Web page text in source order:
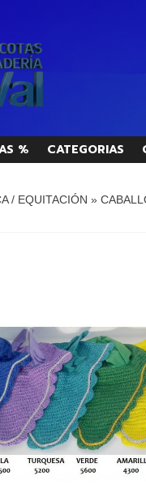
% CATEGORIAS
/ EQUITACIÓN »